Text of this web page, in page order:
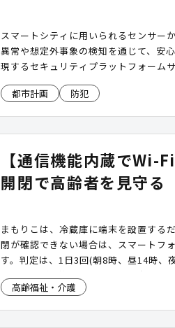
スマートシティに用いられるセンサー
異常や想定外事象の検知を通じて、安
現するセキュリティプラットフォームサ
都市計画 防犯
【通信機能内蔵でWi-
開閉で高齢者を見守る
まもりこは、冷蔵庫に端末を設置する
閉が確認できない場合は、スマートフ
す。判定は、1日3回(朝8時、昼14時、
ご兄弟など、複数人で一緒に見守るこ
りません。
高齢福祉・介護